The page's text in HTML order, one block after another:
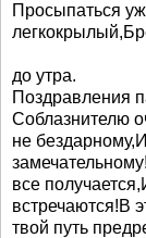
Просыпаться
до утра.
Поздравления
Соблазнителю
не
все
встречаются!В
твой путь